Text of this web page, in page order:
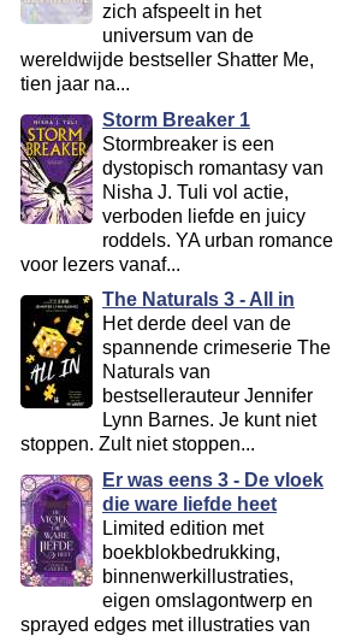
zich afspeelt in het
universum van de
wereldwijde bestseller Shatter Me,
tien jaar na...
Storm Breaker 1
Stormbreaker is een
dystopisch romantasy van
Nisha J. Tuli vol actie,
verboden liefde en juicy
roddels. YA urban romance
voor lezers vanaf...
The Naturals 3 - All in
Het derde deel van de
spannende crimeserie The
Naturals van
bestsellerauteur Jennifer
Lynn Barnes. Je kunt niet
stoppen. Zult niet stoppen...
Er was eens 3 - De vloek
die ware liefde heet
Limited edition met
boekblokbedrukking,
binnenwerkillustraties,
eigen omslagontwerp en
sprayed edges met illustraties van